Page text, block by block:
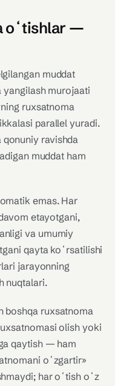
oʻtishlar —
muddat
yangilash murojaati
ruxsatnoma
parallel yuradi.
qonuniy ravishda
muddat ham
emas. Har
etayotgani,
va umumiy
qayta koʻrsatilishi
jarayonning
nuqtalari.
boshqa ruxsatnoma
olish yoki
qaytish — ham
oʻzgartir»
har oʻtish oʻz